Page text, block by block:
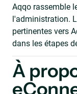
Aqqo rassemble
l'administration.
pertinentes vers
dans les étapes
À